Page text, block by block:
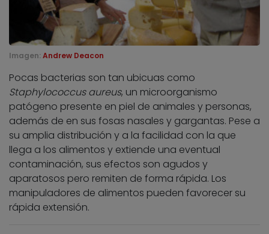
Imagen: Andrew Deacon
Pocas bacterias son tan ubicuas como
Staphylococcus aureus, un microorganismo
patógeno presente en piel de animales y personas,
además de en sus fosas nasales y gargantas. Pese a
su amplia distribución y a la facilidad con la que
llega a los alimentos y extiende una eventual
contaminación, sus efectos son agudos y
aparatosos pero remiten de forma rápida. Los
manipuladores de alimentos pueden favorecer su
rápida extensión.